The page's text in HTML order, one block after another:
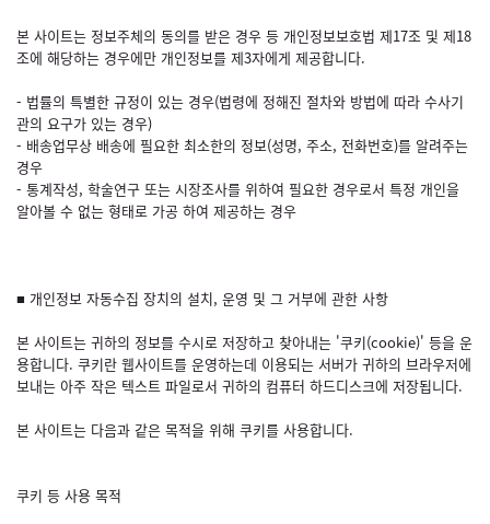
본 사이트는 정보주체의 동의를 받은 경우 등 개인정보보호법 제17조 및 제18
조에 해당하는 경우에만 개인정보를 제3자에게 제공합니다.
- 법률의 특별한 규정이 있는 경우(법령에 정해진 절차와 방법에 따라 수사기
관의 요구가 있는 경우)
- 배송업무상 배송에 필요한 최소한의 정보(성명, 주소, 전화번호)를 알려주는
경우
- 통계작성, 학술연구 또는 시장조사를 위하여 필요한 경우로서 특정 개인을
알아볼 수 없는 형태로 가공 하여 제공하는 경우
■ 개인정보 자동수집 장치의 설치, 운영 및 그 거부에 관한 사항
본 사이트는 귀하의 정보를 수시로 저장하고 찾아내는 '쿠키(cookie)' 등을 운
용합니다. 쿠키란 웹사이트를 운영하는데 이용되는 서버가 귀하의 브라우저에
보내는 아주 작은 텍스트 파일로서 귀하의 컴퓨터 하드디스크에 저장됩니다.
본 사이트는 다음과 같은 목적을 위해 쿠키를 사용합니다.
쿠키 등 사용 목적